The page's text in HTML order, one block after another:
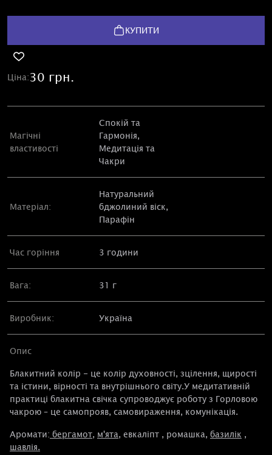
КУПИТИ
Ціна:30 грн.
Магічні
властивості
Спокій та
Гармонія,
Медитація та
Чакри
Матеріал:
Натуральний
бджолиний віск,
Парафін
Час горіння 3 години
Вага: 31 г
Виробник: Україна
Опис
Блакитний колір - це колір духовності, зцілення, щирості
та істини, вірності та внутрішнього світу.У медитативній
практиці блакитна свічка супроводжує роботу з Горловою
чакрою – це самопрояв, самовираження, комунікація.
Аромати: бергамот, м'ята, евкаліпт , ромашка, базилік ,
шавлія.